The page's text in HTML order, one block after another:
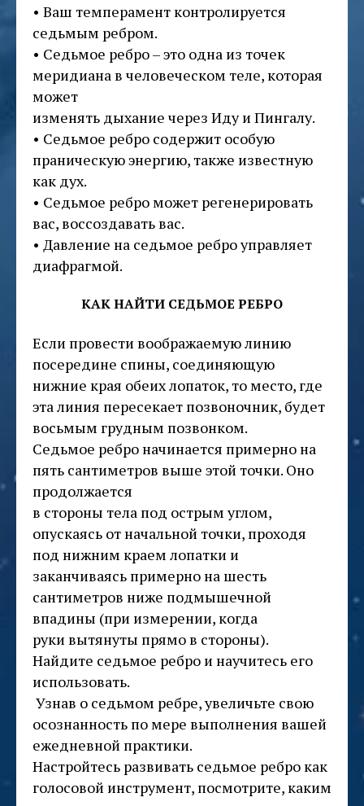
• Ваш темперамент контролируется
седьмым ребром.
• Седьмое ребро – это одна из точек
меридиана в человеческом теле, которая
может
изменять дыхание через Иду и Пингалу.
• Седьмое ребро содержит особую
праническую энергию, также известную
как дух.
• Седьмое ребро может регенерировать
вас, воссоздавать вас.
• Давление на седьмое ребро управляет
диафрагмой.
КАК НАЙТИ СЕДЬМОЕ РЕБРО
Если провести воображаемую линию
посередине спины, соединяющую
нижние края обеих лопаток, то место, где
эта линия пересекает позвоночник, будет
восьмым грудным позвонком.
Седьмое ребро начинается примерно на
пять сантиметров выше этой точки. Оно
продолжается
в стороны тела под острым углом,
опускаясь от начальной точки, проходя
под нижним краем лопатки и
заканчиваясь примерно на шесть
сантиметров ниже подмышечной
впадины (при измерении, когда
руки вытянуты прямо в стороны).
Найдите седьмое ребро и научитесь его
использовать.
Узнав о седьмом ребре, увеличьте свою
осознанность по мере выполнения вашей
ежедневной практики.
Настройтесь развивать седьмое ребро как
голосовой инструмент, посмотрите, каким